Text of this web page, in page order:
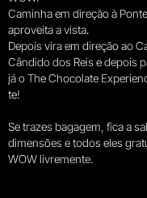
Caminha em direção à
aproveita a vista.
Depois vira em direção ao
Cândido dos Reis e depois
já o The Chocolate
te!
Se trazes bagagem, fica a
dimensões e todos eles
WOW livremente.